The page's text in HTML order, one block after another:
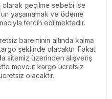
olarak geçilme sebebi ise
yaşamamak ve ödeme
tercih edilmektedir.
bareminin altında kalma
şeklinde olacaktır. Fakat
sitemiz üzerinden alışveriş
mevcut kargo ücretsiz
olacaktır.